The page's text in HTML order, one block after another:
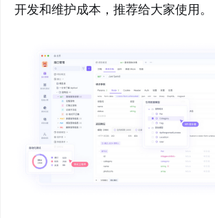
开发和维护成本，推荐给大家使用。